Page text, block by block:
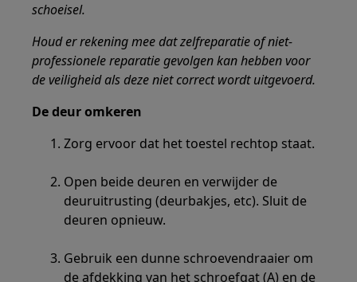
schoeisel.
Houd er rekening mee dat zelfreparatie of niet-
professionele reparatie gevolgen kan hebben voor
de veiligheid als deze niet correct wordt uitgevoerd.
De deur omkeren
Zorg ervoor dat het toestel rechtop staat.
Open beide deuren en verwijder de
deuruitrusting (deurbakjes, etc). Sluit de
deuren opnieuw.
Gebruik een dunne schroevendraaier om
de afdekking van het schroefgat (A) en de